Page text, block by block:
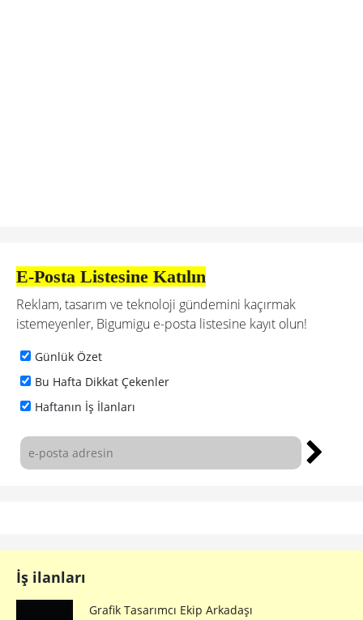
E-Posta Listesine Katılın
Reklam, tasarım ve teknoloji gündemini kaçırmak
istemeyenler, Bigumigu e-posta listesine kayıt olun!
Günlük Özet
Bu Hafta Dikkat Çekenler
Haftanın İş İlanları
İş ilanları
Grafik Tasarımcı Ekip Arkadaşı